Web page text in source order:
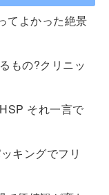
てよかった絶景
もの?クリニッ
それ一言で
キングでフリ